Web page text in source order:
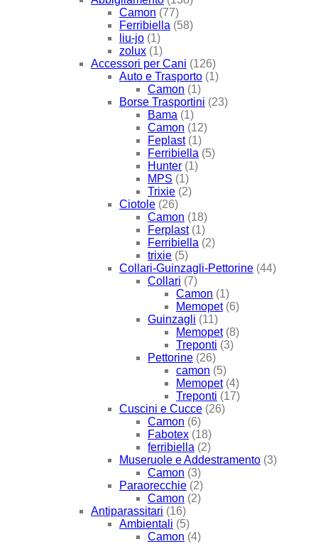
Camon (77)
Ferribiella (58)
liu-jo (1)
zolux (1)
Accessori per Cani (126)
Auto e Trasporto (1)
Camon (1)
Borse Trasportini (23)
Bama (1)
Camon (12)
Feplast (1)
Ferribiella (5)
Hunter (1)
MPS (1)
Trixie (2)
Ciotole (26)
Camon (18)
Ferplast (1)
Ferribiella (2)
trixie (5)
Collari-Guinzagli-Pettorine (44)
Collari (7)
Camon (1)
Memopet (6)
Guinzagli (11)
Memopet (8)
Treponti (3)
Pettorine (26)
camon (5)
Memopet (4)
Treponti (17)
Cuscini e Cucce (26)
Camon (6)
Fabotex (18)
ferribiella (2)
Museruole e Addestramento (3)
Camon (3)
Paraorecchie (2)
Camon (2)
Antiparassitari (16)
Ambientali (5)
Camon (4)